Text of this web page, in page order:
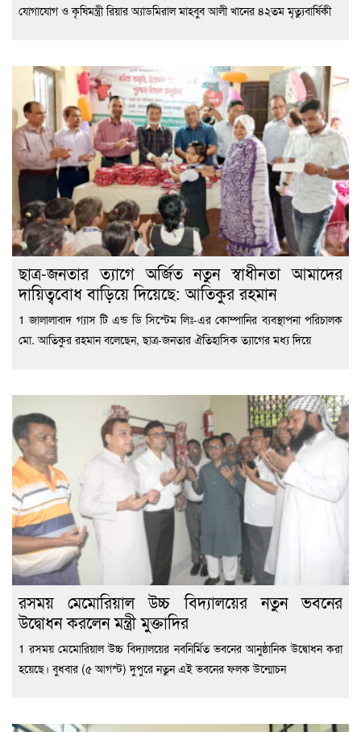
যোগাযোগ ও কৃষিমন্ত্রী রিয়ার অ্যাডমিরাল মাহবুব আলী খানের ৪২তম মৃত্যুবার্ষিকী
ছাত্র-জনতার ত্যাগে অর্জিত নতুন স্বাধীনতা আমাদের
দায়িত্ববোধ বাড়িয়ে দিয়েছে: আতিকুর রহমান
1 জালালাবাদ গ্যাস টি এন্ড ডি সিস্টেম লিঃ-এর কোম্পানির ব্যবস্থাপনা পরিচালক
মো. আতিকুর রহমান বলেছেন, ছাত্র-জনতার ঐতিহাসিক ত্যাগের মধ্য দিয়ে
রসময় মেমোরিয়াল উচ্চ বিদ্যালয়ের নতুন ভবনের
উদ্বোধন করলেন মন্ত্রী মুক্তাদির
1 রসময় মেমোরিয়াল উচ্চ বিদ্যালয়ের নবনির্মিত ভবনের আনুষ্ঠানিক উদ্বোধন করা
হয়েছে। বুধবার (৫ আগস্ট) দুপুরে নতুন এই ভবনের ফলক উন্মোচন